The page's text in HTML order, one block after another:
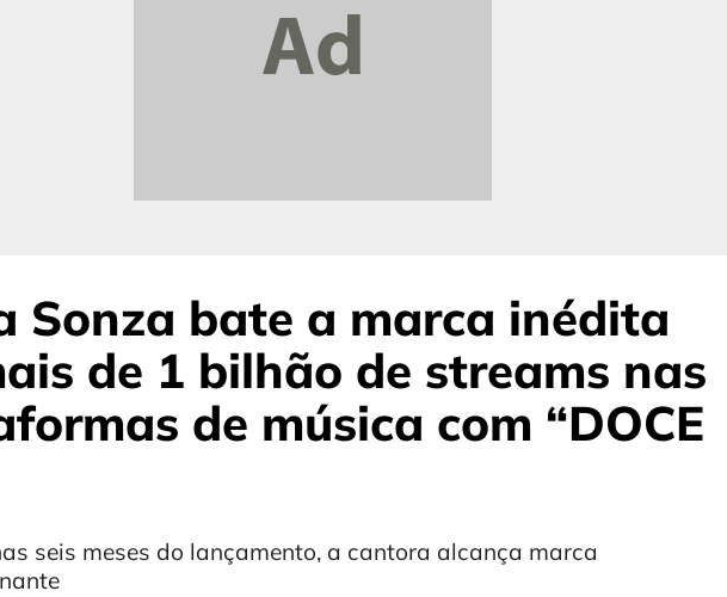
Sonza bate a marca inédita
de 1 bilhão de streams nas
de música com “DOCE
seis meses do lançamento, a cantora alcança marca